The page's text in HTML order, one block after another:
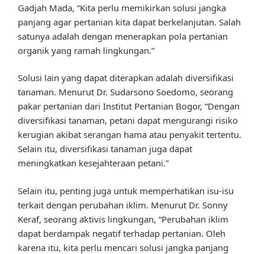
Gadjah Mada, “Kita perlu memikirkan solusi jangka
panjang agar pertanian kita dapat berkelanjutan. Salah
satunya adalah dengan menerapkan pola pertanian
organik yang ramah lingkungan.”
Solusi lain yang dapat diterapkan adalah diversifikasi
tanaman. Menurut Dr. Sudarsono Soedomo, seorang
pakar pertanian dari Institut Pertanian Bogor, “Dengan
diversifikasi tanaman, petani dapat mengurangi risiko
kerugian akibat serangan hama atau penyakit tertentu.
Selain itu, diversifikasi tanaman juga dapat
meningkatkan kesejahteraan petani.”
Selain itu, penting juga untuk memperhatikan isu-isu
terkait dengan perubahan iklim. Menurut Dr. Sonny
Keraf, seorang aktivis lingkungan, “Perubahan iklim
dapat berdampak negatif terhadap pertanian. Oleh
karena itu, kita perlu mencari solusi jangka panjang